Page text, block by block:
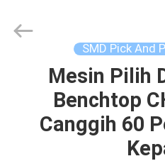
RUMAH
PRODUK
TECHNOLOGY
LIMITED.
SMD Pick And
Mesin Pilih
Benchtop
Canggih 60